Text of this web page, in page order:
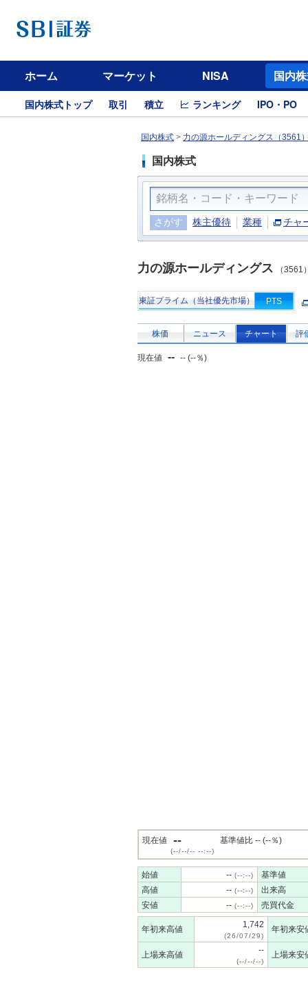
ホーム マーケット NISA 国内
国内株式トップ 取引 積立 ランキング IPO・PO
国内株式 > 力の源ホールディングス（3561
国内株式
さがす 株主優待 業種 チャ
力の源ホールディングス （3561
東証プライム（当社優先市場） PTS
株価 ニュース チャート 評
現在値 -- -- (--％)
現在値 --
(--/--/-- --:--)
基準値比 -- (--％)
始値 -- (--:--)
基準値
高値
-- (--:--)
出来高
安値
-- (--:--) 売買代金
年初来高値 1,742
(26/07/29)
年初来安
上場来高値 --
(--/--/--)
上場来安